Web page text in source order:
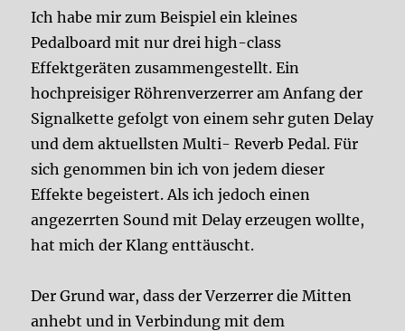
Ich habe mir zum Beispiel ein kleines
Pedalboard mit nur drei high-class
Effektgeräten zusammengestellt. Ein
hochpreisiger Röhrenverzerrer am Anfang der
Signalkette gefolgt von einem sehr guten Delay
und dem aktuellsten Multi- Reverb Pedal. Für
sich genommen bin ich von jedem dieser
Effekte begeistert. Als ich jedoch einen
angezerrten Sound mit Delay erzeugen wollte,
hat mich der Klang enttäuscht.
Der Grund war, dass der Verzerrer die Mitten
anhebt und in Verbindung mit dem